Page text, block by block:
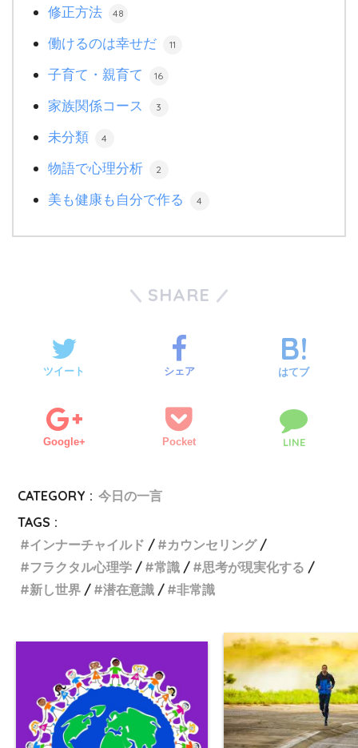
修正方法 48
働けるのは幸せだ 11
子育て・親育て 16
家族関係コース 3
未分類 4
物語で心理分析 2
美も健康も自分で作る 4
SHARE
ツイート シェア はてブ
Google+ Pocket LINE
CATEGORY : 今日の一言
TAGS :
インナーチャイルド
カウンセリング
フラクタル心理学
常識
思考が現実化する
新し世界
潜在意識 非常識